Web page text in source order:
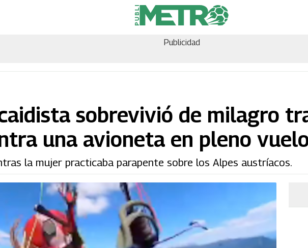
Publicidad
sobrevivió de milagro
una avioneta en pleno
la mujer practicaba parapente sobre los Alpes austríacos.